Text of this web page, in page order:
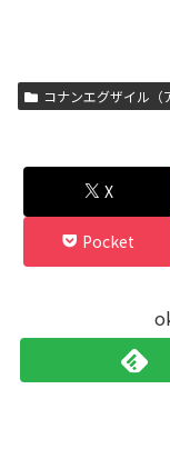
コナンエグザイル（
X
Pocket